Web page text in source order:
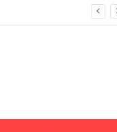
કરી શકશે